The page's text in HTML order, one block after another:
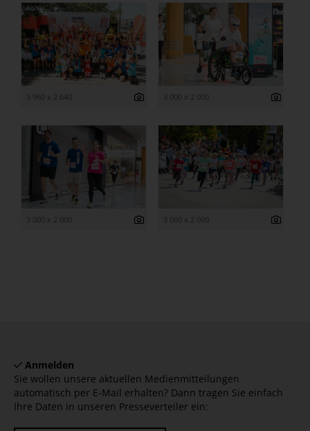
3 960 x 2 640 3 000 x 2 000
3 000 x 2 000 3 000 x 2 000
Anmelden
Sie wollen unsere aktuellen Medienmitteilungen
automatisch per E-Mail erhalten? Dann tragen Sie einfach
Ihre Daten in unseren Presseverteiler ein: